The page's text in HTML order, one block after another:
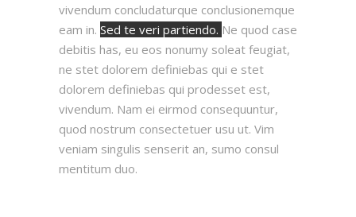
vivendum concludaturque conclusionemque
eam in. Sed te veri partiendo. Ne quod case
debitis has, eu eos nonumy soleat feugiat,
ne stet dolorem definiebas qui e stet
dolorem definiebas qui prodesset est,
vivendum. Nam ei eirmod consequuntur,
quod nostrum consectetuer usu ut. Vim
veniam singulis senserit an, sumo consul
mentitum duo.